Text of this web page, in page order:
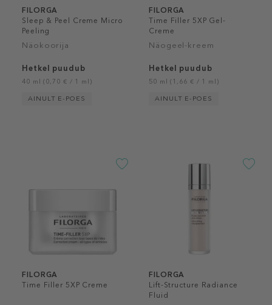
FILORGA
Sleep & Peel Creme Micro
Peeling
Näokoorija
Hetkel puudub
40 ml (0,70 € / 1 ml)
AINULT E-POES
FILORGA
Time Filler 5XP Gel-
Creme
Näogeel-kreem
Hetkel puudub
50 ml (1,66 € / 1 ml)
AINULT E-POES
FILORGA
Time Filler 5XP Creme
FILORGA
Lift-Structure Radiance
Fluid